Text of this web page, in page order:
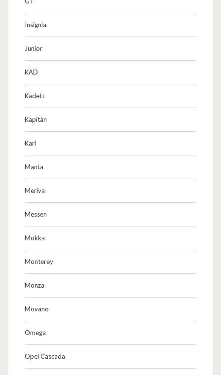
Insignia
Junior
KAD
Kadett
Kapitän
Karl
Manta
Meriva
Messen
Mokka
Monterey
Monza
Movano
Omega
Opel Cascada